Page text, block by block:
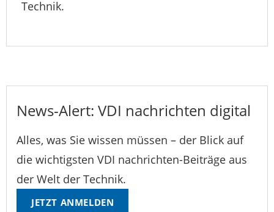
Technik.
News-Alert: VDI nachrichten digital
Alles, was Sie wissen müssen – der Blick auf
die wichtigsten VDI nachrichten-Beiträge aus
der Welt der Technik.
JETZT ANMELDEN